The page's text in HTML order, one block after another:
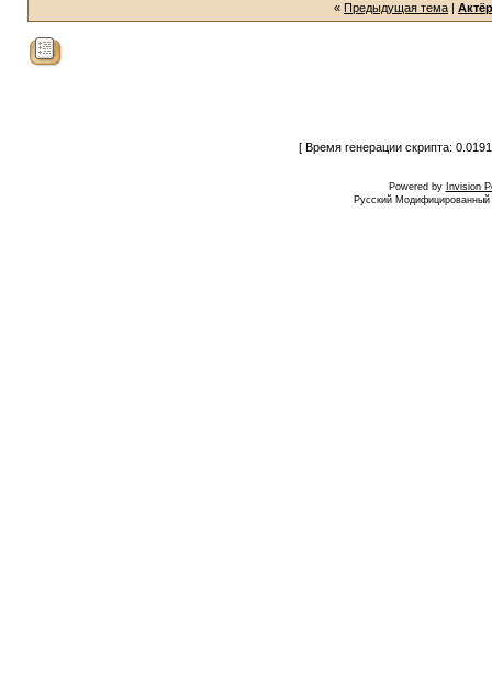
« Предыдущая тема |
[ Время генерации скрипта:
Powered by Invision
Русский